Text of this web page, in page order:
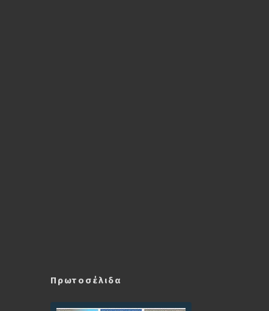
Πρωτοσέλιδα